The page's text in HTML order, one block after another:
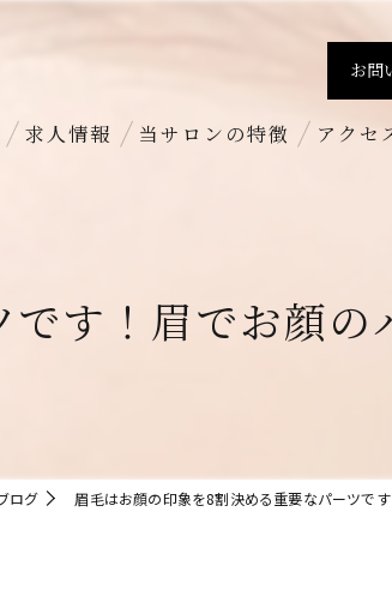
お問
求人情報 当サロンの特徴
パリジェンヌラッシュリフト
アクセ
す！眉でお顔の
ログ 眉毛はお顔の印象を8割決める重要なパーツで